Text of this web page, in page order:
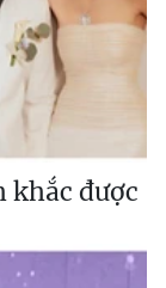
khắc được